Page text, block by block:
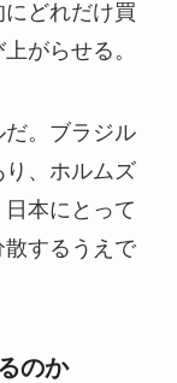
どれだけ買
がらせる。
。ブラジル
、ホルムズ
本にとって
するうえで
のか